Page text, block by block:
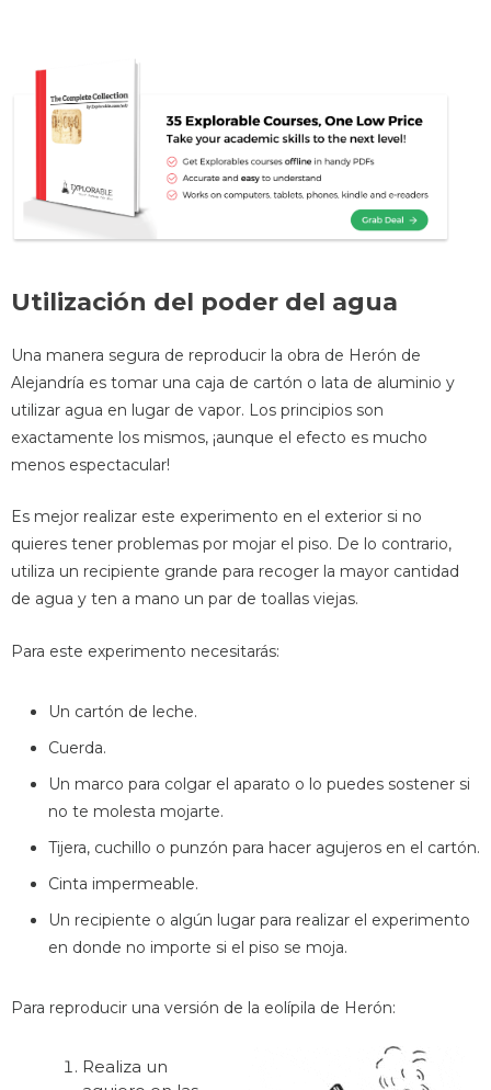
Utilización del poder del agua
Una manera segura de reproducir la obra de Herón de
Alejandría es tomar una caja de cartón o lata de aluminio y
utilizar agua en lugar de vapor. Los principios son
exactamente los mismos, ¡aunque el efecto es mucho
menos espectacular!
Es mejor realizar este experimento en el exterior si no
quieres tener problemas por mojar el piso. De lo contrario,
utiliza un recipiente grande para recoger la mayor cantidad
de agua y ten a mano un par de toallas viejas.
Para este experimento necesitarás:
Un cartón de leche.
Cuerda.
Un marco para colgar el aparato o lo puedes sostener si
no te molesta mojarte.
Tijera, cuchillo o punzón para hacer agujeros en el cartón.
Cinta impermeable.
Un recipiente o algún lugar para realizar el experimento
en donde no importe si el piso se moja.
Para reproducir una versión de la eolípila de Herón:
Realiza un